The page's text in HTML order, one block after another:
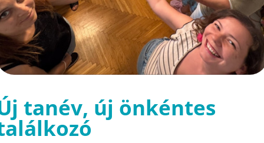
tanév, új önkéntes